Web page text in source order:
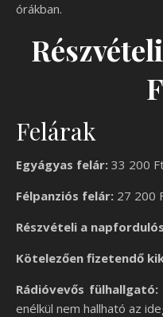
órákban.
Felárak
Egyágyas felár: 33 200
Félpanziós felár: 27 200
Részvételi a
Kötelezően fizetendő
Rádióvevős fülhallgató:
enélkül nem hallható az